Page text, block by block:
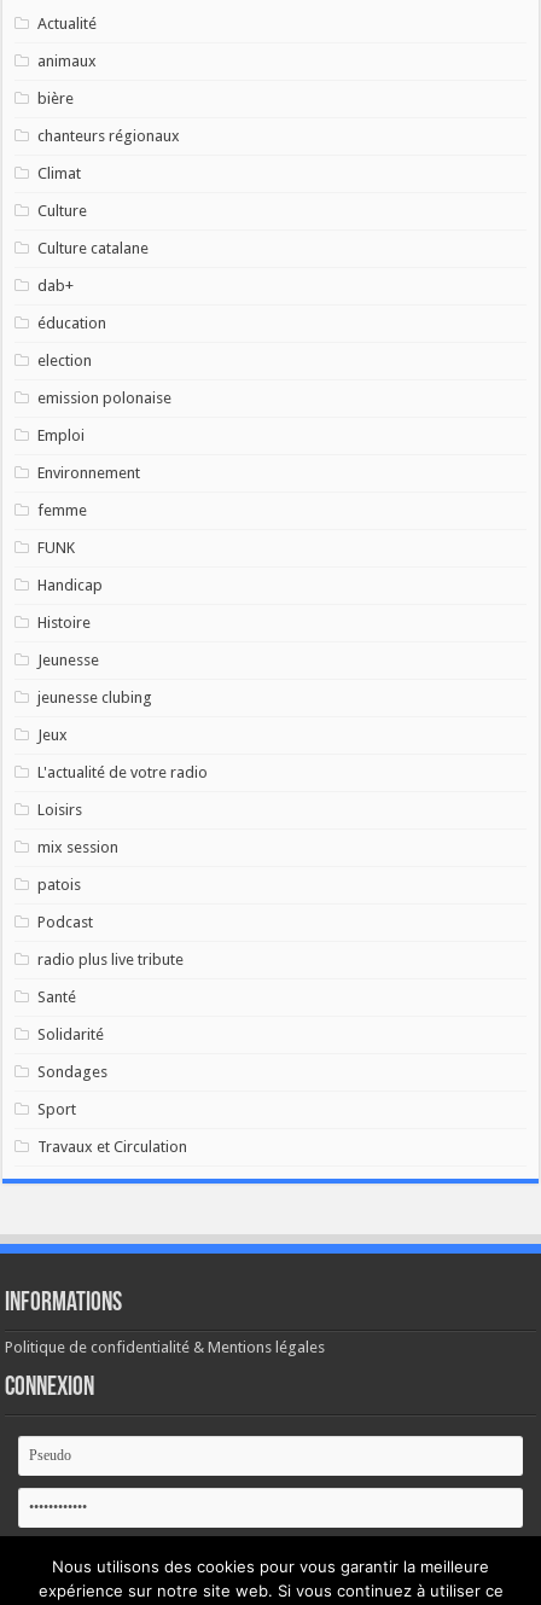
Actualité
animaux
bière
chanteurs régionaux
Climat
Culture
Culture catalane
dab+
éducation
election
emission polonaise
Emploi
Environnement
femme
FUNK
Handicap
Histoire
Jeunesse
jeunesse clubing
Jeux
L'actualité de votre radio
Loisirs
mix session
patois
Podcast
radio plus live tribute
Santé
Solidarité
Sondages
Sport
Travaux et Circulation
Informations
Politique de confidentialité & Mentions légales
Connexion
Se souvenir de moi
Nous utilisons des cookies pour vous garantir la meilleure
expérience sur notre site web. Si vous continuez à utiliser ce